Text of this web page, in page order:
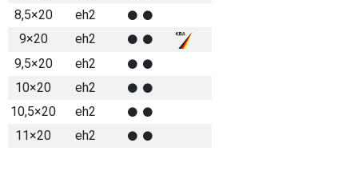
8,5×20
eh2
9×20
eh2
9,5×20
eh2
10×20
eh2
10,5×20
eh2
11×20
eh2